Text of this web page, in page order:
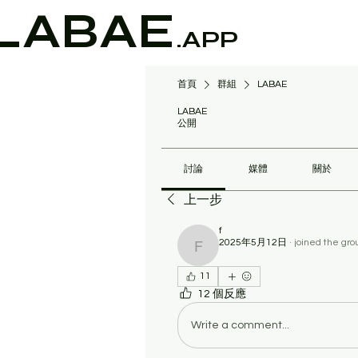
.APP
首頁 群組 LABAE
LABAE
公開
討論 媒體 關於
上一步
f
2025年5月12日 · joined the
11
12 個反應
Write a comment...